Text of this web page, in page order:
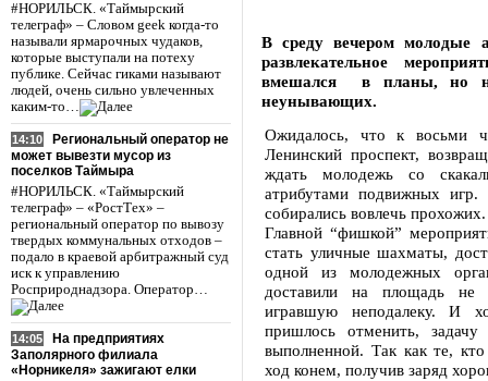
#НОРИЛЬСК. «Таймырский
телеграф» – Словом geek когда-то
называли ярмарочных чудаков,
которые выступали на потеху
публике. Сейчас гиками называют
людей, очень сильно увлеченных
каким-то…
14:10
Региональный оператор не
может вывезти мусор из
поселков Таймыра
#НОРИЛЬСК. «Таймырский
телеграф» – «РостТех» –
региональный оператор по вывозу
твердых коммунальных отходов –
подало в краевой арбитражный суд
иск к управлению
Росприроднадзора. Оператор…
14:05
На предприятиях
Заполярного филиала
«Норникеля» зажигают елки
В среду вечером молодые
развлекательное
вмешался в планы, но не
неунывающих.
Ожидалось, что к восьми
Ленинский проспект,
ждать молодежь со
атрибутами подвижных
собирались вовлечь прохожих.
Главной “фишкой”
стать уличные шахматы,
одной из молодежных
доставили на площадь не
игравшую неподалеку. И
пришлось отменить,
выполненной. Так как те,
ход конем, получив заряд